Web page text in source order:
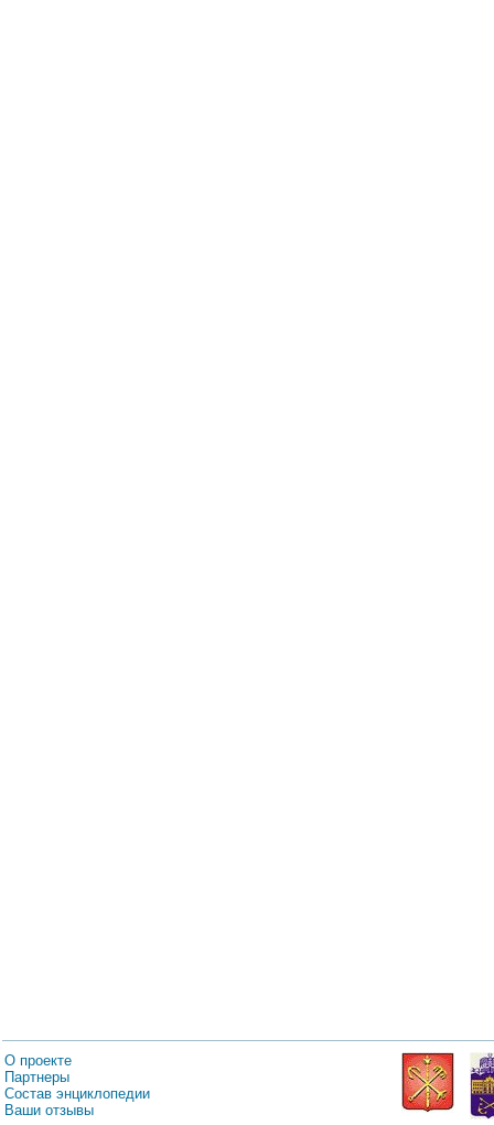
О проекте
Партнеры
Состав энциклопедии
Ваши отзывы